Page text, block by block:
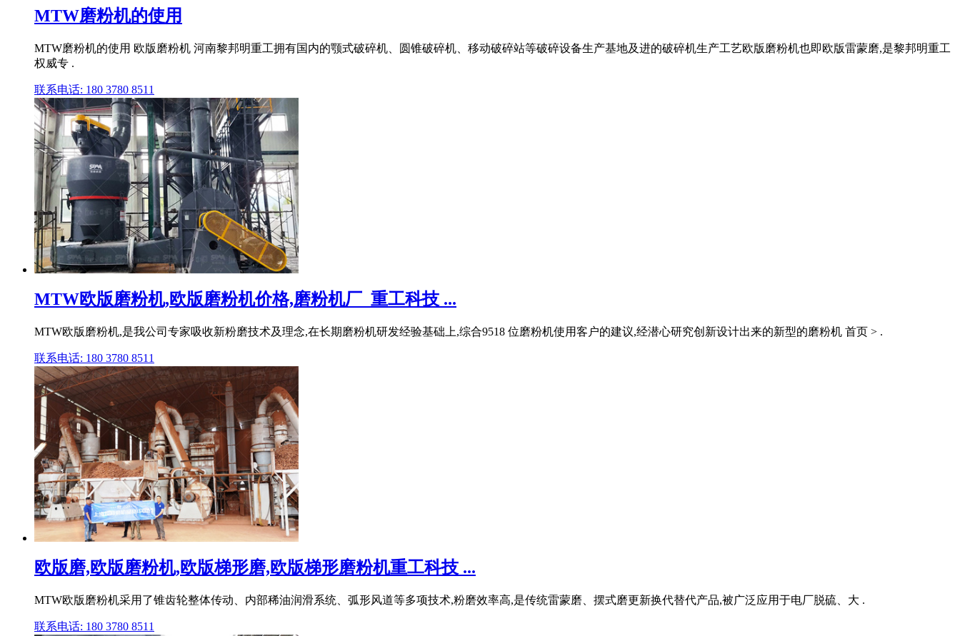
MTW磨粉机的使用
MTW磨粉机的使用 欧版磨粉机 河南黎邦明重工拥有国内的颚式破碎机、圆锥破碎机、移动破碎站等破碎设备生产基地及进的破碎机生产工艺欧版磨粉机也即欧版雷蒙磨,是黎邦明重工
权威专 .
联系电话: 180 3780 8511
MTW欧版磨粉机,欧版磨粉机价格,磨粉机厂_重工科技 ...
MTW欧版磨粉机,是我公司专家吸收新粉磨技术及理念,在长期磨粉机研发经验基础上,综合9518 位磨粉机使用客户的建议,经潜心研究创新设计出来的新型的磨粉机 首页 > .
联系电话: 180 3780 8511
欧版磨,欧版磨粉机,欧版梯形磨,欧版梯形磨粉机重工科技 ...
MTW欧版磨粉机采用了锥齿轮整体传动、内部稀油润滑系统、弧形风道等多项技术,粉磨效率高,是传统雷蒙磨、摆式磨更新换代替代产品,被广泛应用于电厂脱硫、大 .
联系电话: 180 3780 8511